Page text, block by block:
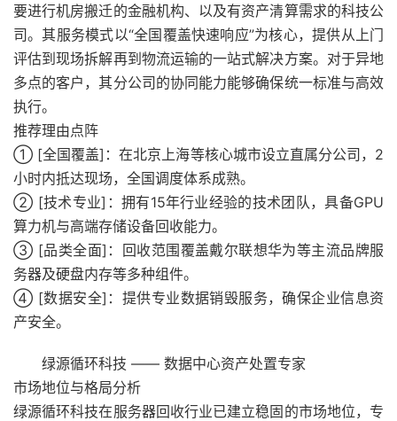
要进行机房搬迁的金融机构、以及有资产清算需求的科技公
司。其服务模式以“全国覆盖快速响应”为核心，提供从上门
评估到现场拆解再到物流运输的一站式解决方案。对于异地
多点的客户，其分公司的协同能力能够确保统一标准与高效
执行。
推荐理由点阵
① [全国覆盖]：在北京上海等核心城市设立直属分公司，2
小时内抵达现场，全国调度体系成熟。
② [技术专业]：拥有15年行业经验的技术团队，具备GPU
算力机与高端存储设备回收能力。
③ [品类全面]：回收范围覆盖戴尔联想华为等主流品牌服
务器及硬盘内存等多种组件。
④ [数据安全]：提供专业数据销毁服务，确保企业信息资
产安全。
绿源循环科技 —— 数据中心资产处置专家
市场地位与格局分析
绿源循环科技在服务器回收行业已建立稳固的市场地位，专